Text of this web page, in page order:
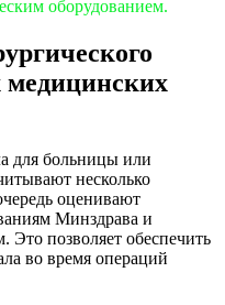
оборудованием.
медицинских
для больницы или
несколько
оценивают
Минздрава и
позволяет обеспечить
во время операций